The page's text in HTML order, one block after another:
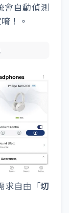
會自動偵測
！。
求自由「切